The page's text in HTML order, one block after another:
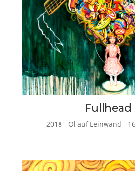
Fullhead
2018 - Öl auf Leinwand -